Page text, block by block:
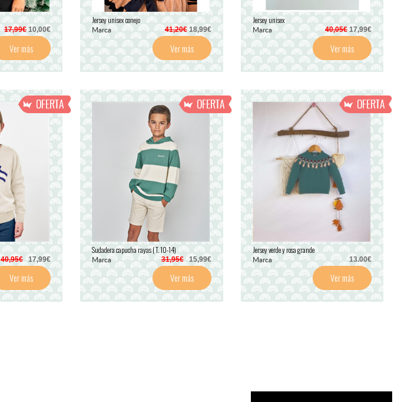
17,99€10,00€
Ver más
Jersey unisex conejo
Marca 41,20€18,99€
Ver más
Jersey unisex
Marca 40,05€17,99€
Ver más
40,95€ 17,99€
Ver más
Sudadera capucha rayas ( T. 10-14)
Marca 31,95€15,99€
Ver más
Jersey verde y rosa grande
Marca 13.00€
Ver más